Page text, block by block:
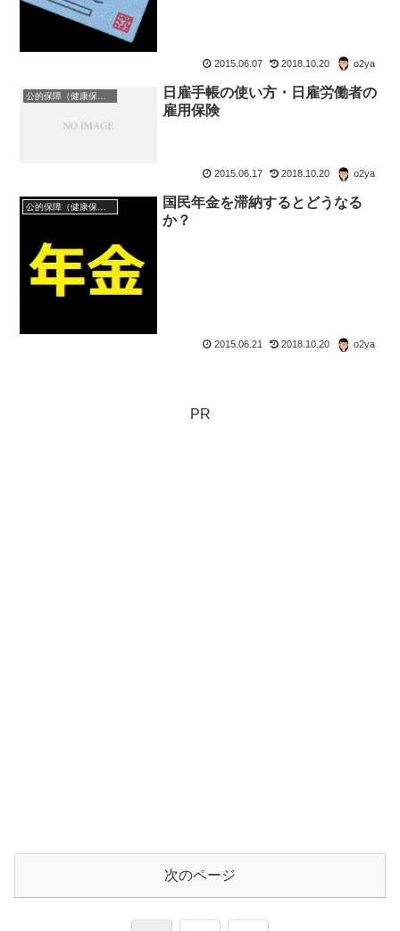
2015.06.07 2018.10.20 o2ya
日雇手帳の使い方・日雇労働者の
雇用保険
2015.06.17 2018.10.20 o2ya
公的保障（健康保険・年金・雇用保険・生活保護・災害時の補償）
国民年金を滞納するとどうなる
か？
2015.06.21 2018.10.20 o2ya
PR
次のページ